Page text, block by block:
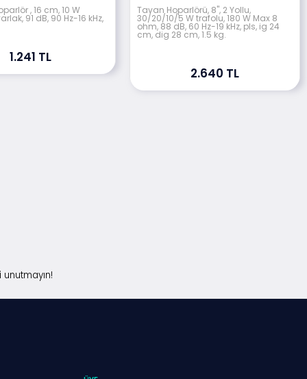
, 16 cm, 10 W
91 dB, 90 Hz-16 kHz,
1.241 TL
Tavan Hoparlörü, 8", 2 Yollu,
30/20/10/5 W trafolu, 180 W Max 8
ohm, 88 dB, 60 Hz-19 kHz, pls, ig 24
cm, dig 28 cm, 1.5 kg.
2.640 TL